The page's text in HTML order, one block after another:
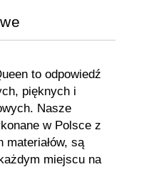
to odpowiedź
pięknych i
Nasze
w Polsce z
materiałów, są
miejscu na